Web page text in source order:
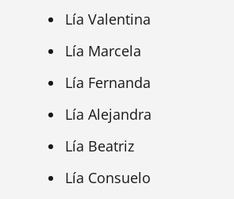
Lía Valentina
Lía Marcela
Lía Fernanda
Lía Alejandra
Lía Beatriz
Lía Consuelo